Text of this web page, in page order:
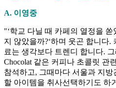
A. 이영중
"‘학교 다닐 때 카페의 열정을
지 않았을까?‘하며 웃곤 합니다
료는 생각보다 트렌디 합니다. 그
Chocolat 같은 커피나 초콜릿 관
참석하고, 그때마다 서울과 지
할 아이템을 취사선택하기도 하